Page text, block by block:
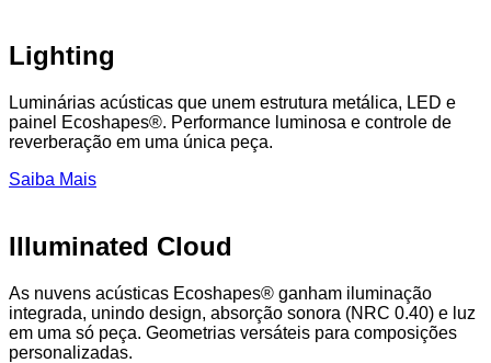
Lighting
Luminárias acústicas que unem estrutura metálica, LED e
painel Ecoshapes®. Performance luminosa e controle de
reverberação em uma única peça.
Saiba Mais
Illuminated Cloud
As nuvens acústicas Ecoshapes® ganham iluminação
integrada, unindo design, absorção sonora (NRC 0.40) e luz
em uma só peça. Geometrias versáteis para composições
personalizadas.